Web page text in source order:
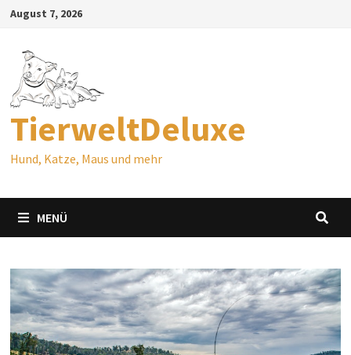
Zum
springen
August 7, 2026
TierweltDeluxe
Hund, Katze, Maus und mehr
MENÜ